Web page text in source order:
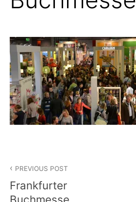
PREVIOUS POST
Frankfurter
Buchmesse